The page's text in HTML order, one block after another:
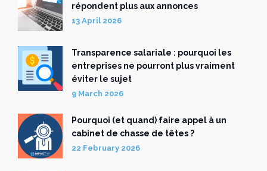
répondent plus aux annonces
13 April 2026
Transparence salariale : pourquoi les
entreprises ne pourront plus vraiment
éviter le sujet
9 March 2026
Pourquoi (et quand) faire appel à un
cabinet de chasse de têtes ?
22 February 2026